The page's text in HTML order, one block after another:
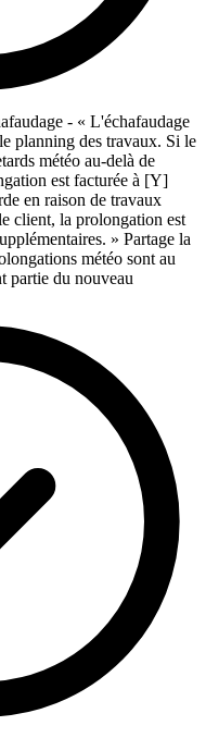
- « L'échafaudage
planning des travaux. Si le
météo au-delà de
est facturée à [Y]
en raison de travaux
client, la prolongation est
» Partage la
météo sont au
partie du nouveau